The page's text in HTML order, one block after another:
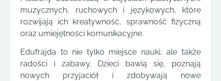
muzycznych, ruchowych i językowych, które
rozwijają ich kreatywność, sprawność fizyczną
oraz umiejętności komunikacyjne.
Edufrajda to nie tylko miejsce nauki, ale także
radości i zabawy. Dzieci bawią się, poznają
nowych przyjaciół i zdobywają nowe